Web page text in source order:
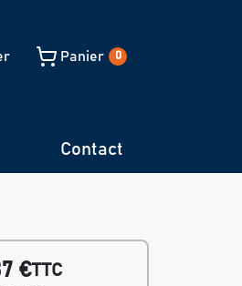
Panier 0
Contact
€TTC